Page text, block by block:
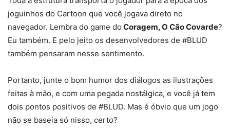
joguinhos do Cartoon que você jogava direto no
navegador. Lembra do game do Coragem, O Cão Covarde?
Eu também. E pelo jeito os desenvolvedores de #BLUD
também pensaram nesse sentimento.
Portanto, junte o bom humor dos diálogos as ilustrações
feitas à mão, e com uma pegada nostálgica, e você já tem
dois pontos positivos de #BLUD. Mas é óbvio que um jogo
não se baseia só nisso, certo?